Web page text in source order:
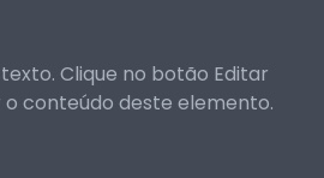
Clique no botão Editar
conteúdo deste elemento.